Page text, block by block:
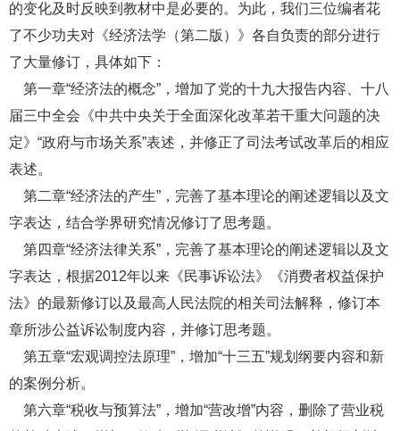
的变化及时反映到教材中是必要的。为此，我们三位编者花
了不少功夫对《经济法学（第二版）》各自负责的部分进行
了大量修订，具体如下：
第一章“经济法的概念”，增加了党的十九大报告内容、十八
届三中全会《中共中央关于全面深化改革若干重大问题的决
定》“政府与市场关系”表述，并修正了司法考试改革后的相应
表述。
第二章“经济法的产生”，完善了基本理论的阐述逻辑以及文
字表达，结合学界研究情况修订了思考题。
第四章“经济法律关系”，完善了基本理论的阐述逻辑以及文
字表达，根据2012年以来《民事诉讼法》《消费者权益保护
法》的最新修订以及最高人民法院的相关司法解释，修订本
章所涉公益诉讼制度内容，并修订思考题。
第五章“宏观调控法原理”，增加“十三五”规划纲要内容和新
的案例分析。
第六章“税收与预算法”，增加“营改增”内容，删除了营业税